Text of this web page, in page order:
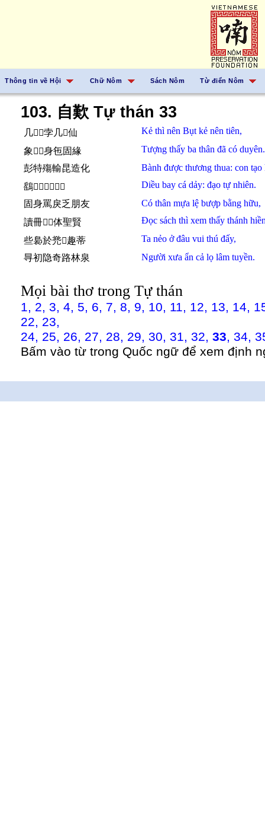
Thông tin về Hội Chữ Nôm Sách Nôm Từ điển Nôm
103. 自歎 Tự thán 33
几𪰛𢧚孛几𢧚仙 Kẻ thì nên Bụt kẻ nên tiên,
象𧡊𠀧身㐌固緣
Tượng thấy ba thân đã có duyên.
彭特殤輸昆造化
Bành được thương thua: con tạo
鷂𱝧𩵜𧿆道自然
Diều bay cá dảy: đạo tự nhiên.
固身罵戾乏朋友
Có thân mựa lệ bượp bằng hữu,
讀冊𪰛𫀅体聖賢
Đọc sách thì xem thấy thánh
些裊於兠𬐩趣蒂
Ta nẻo ởđâu vui thú đấy,
㝵初隐奇路林泉
Người xưa ẩn cả lọ lâm tuyền.
Mọi bài thơ trong Tự thán
1, 2, 3, 4, 5, 6, 7, 8, 9, 10, 11, 12, 13, 14,
22, 23,
24, 25, 26, 27, 28, 29, 30, 31, 32, 33, 34,
Bấm vào từ trong Quốc ngữ để xem định